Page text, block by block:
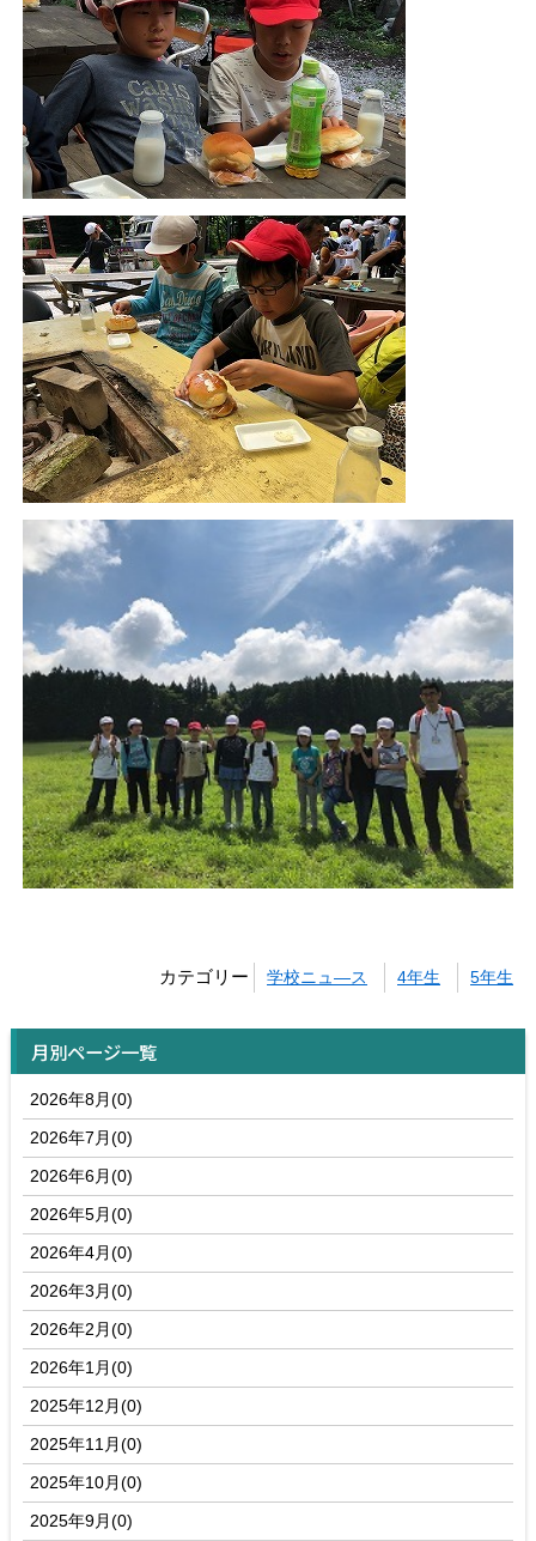
カテゴリー 学校ニュ―ス 4年生 5年生
月別ページ一覧
2026年8月(0)
2026年7月(0)
2026年6月(0)
2026年5月(0)
2026年4月(0)
2026年3月(0)
2026年2月(0)
2026年1月(0)
2025年12月(0)
2025年11月(0)
2025年10月(0)
2025年9月(0)